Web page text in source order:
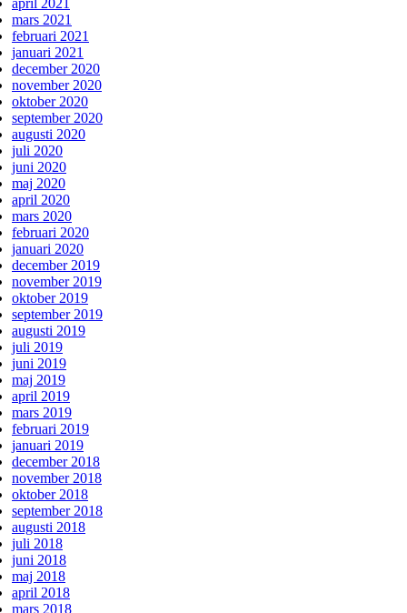
mars 2021
februari 2021
januari 2021
december 2020
november 2020
oktober 2020
september 2020
augusti 2020
juli 2020
juni 2020
maj 2020
april 2020
mars 2020
februari 2020
januari 2020
december 2019
november 2019
oktober 2019
september 2019
augusti 2019
juli 2019
juni 2019
maj 2019
april 2019
mars 2019
februari 2019
januari 2019
december 2018
november 2018
oktober 2018
september 2018
augusti 2018
juli 2018
juni 2018
maj 2018
april 2018
mars 2018